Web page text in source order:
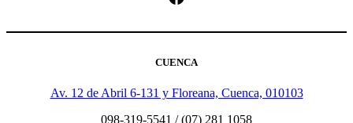
CUENCA
Av. 12 de Abril 6-131 y Floreana, Cuenca, 010103
098-319-5541 / (07) 281 1058